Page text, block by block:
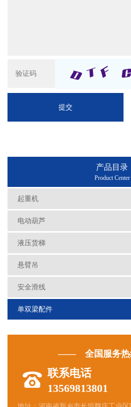
产品目录
Product Center
起重机
电动葫芦
液压货梯
悬臂吊
安全滑线
单双梁配件
—— 全国服务
联系电话
13569813801
提交